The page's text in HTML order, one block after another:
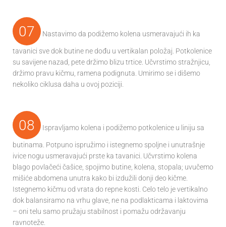
07 Nastavimo da podižemo kolena usmeravajući ih ka
tavanici sve dok butine ne dođu u vertikalan položaj. Potkolenice
su savijene nazad, pete držimo blizu trtice. Učvrstimo stražnjicu,
držimo pravu kičmu, ramena podignuta. Umirimo se i dišemo
nekoliko ciklusa daha u ovoj poziciji.
08 Ispravljamo kolena i podižemo potkolenice u liniju sa
butinama. Potpuno ispružimo i istegnemo spoljne i unutrašnje
ivice nogu usmeravajući prste ka tavanici. Učvrstimo kolena
blago povlačeći čašice, spojimo butine, kolena, stopala; uvučemo
mišiće abdomena unutra kako bi izdužili donji deo kičme.
Istegnemo kičmu od vrata do repne kosti. Celo telo je vertikalno
dok balansiramo na vrhu glave, ne na podlakticama i laktovima
– oni telu samo pružaju stabilnost i pomažu održavanju
ravnoteže.